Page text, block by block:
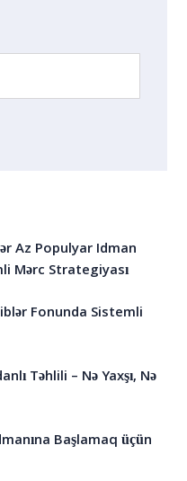
Az Populyar Idman
Mərc Strategiyası
Fonunda Sistemli
Təhlili – Nə Yaxşı, Nə
Başlamaq üçün